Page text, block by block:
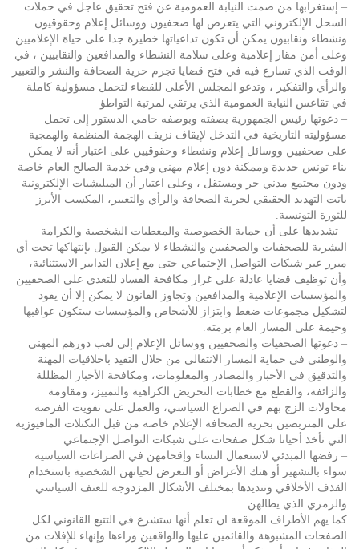
– إستغرابها من صمت النيابة العمومية عن فتح تحقيق عاجل في حملات
السحل الإلكتروني التي يتعرض لها صحفيون ووسائل إعلام وحقوقيون
ونشطاء ونقابيون يمكن أن تكون تداعياتها خطيرة جدا على حياة الإعلاميين
وعلى أمن مقار إعلامية وعلى سلامة النشطاء والمدافعين والنقابيين ، في
الوقت الذي تسارع فيه في فتح قضايا تجرم حرية الصحافة والنشر والتعبير
والرأي والتفكير ، وتدعو المجلس الأعلى للقضاء لتحمل مسؤولية كاملة
في تقاعس النيابة العمومية الذي يرتقي لمرتبة التواطؤ
– دعوتها رئيس الجمهورية بصفته وبوصفه حامي الدستور إلى تحمل
مسؤوليته التاريخية في التدخل لإيقاف نزيف الهجمة المنظمة والهمجية
على صحفيين ووسائل إعلام ونشطاء وحقوقيين على اعتبار أنه لا يمكن
بناء تونس جديدة وممكنة دون إعلام مهني وفي خدمة الصالح العام خاصة
ودون مجتمع مدني حر ومستقل ، وعلى اعتبار أن الميليشيات الإلكترونية
باتت التهديد الحقيقي لحرية الصحافة والرأي والتعبير، المكسب الأبرز
للثورة التونسية.
– تشديدها على أن حماية الخصوصية والمعطيات الشخصية والكرامة
البشرية للصحفيات والصحفيين والنشطاء لا يمكن القبول بإنتهاكها تحت أي
مبرر عبر شبكات التواصل الإجتماعي حتى مع إعلان التدابير الاستثنائية،
وأن توظيف قضايا عادلة على غرار مكافحة الفساد للتعدي على الصحفيين
والمؤسسات الإعلامية والمدافعين وتجاوز القانون لا يمكن إلا أن يقود
لتشكيل مجموعات ضغط وابتزاز للأشخاص والمؤسسات ستكون عواقبها
وخيمة على المسار العام برمته.
– دعوتها الصحفيات والصحفيين ووسائل الإعلام إلى لعب دورهم المهني
والوطني في حماية المسار الانتقالي من خلال التقيد باخلاقيات المهنة
والتدقيق في الأخبار والمصادر والمعلومات، ومكافحة الأخبار المظللة
والزائفة، والقطع مع خطابات التحريض الكراهية والتمييز، ومقاومة
محاولات الزج بهم في الصراع السياسي، والعمل على تفويت الفرصة
على المتربصين بحرية الصحافة الإعلام خاصة من قبل التكتلات المافيوزية
التي تأخذ أحيانا شكل صفحات على شبكات التواصل الإجتماعي
– رفضها المبدئي لاستعمال النساء وإقحامهن في الصراعات السياسية
سواء بالتشهير أو هتك الأعراض أو التعرض لحياتهن الشخصية باستخدام
القذف الأخلاقي وتنديدها بمختلف الأشكال المزدوجة للعنف السياسي
والرمزي الذي يطالهن.
كما يهم الأطراف الموقعة ان تعلم أنها ستشرع في التتبع القانوني لكل
الصفحات المشبوهة والقائمين عليها والواقفين وراءها وإنهاء للإفلات من